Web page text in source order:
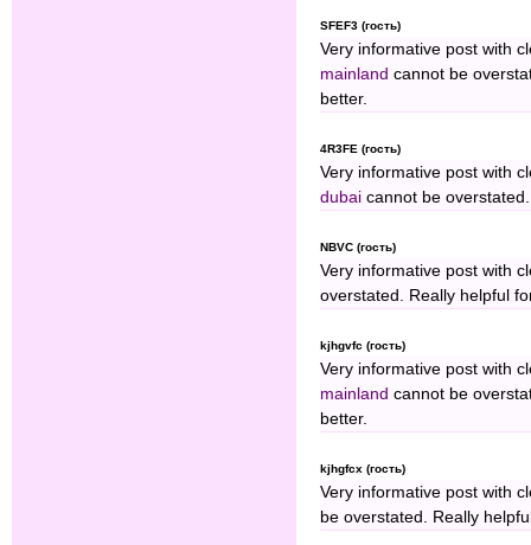
SFEF3 (гость)
Very informative post with
mainland cannot be
better.
4R3FE (гость)
Very informative post with
dubai cannot be
NBVC (гость)
Very informative post with
overstated. Really helpful
kjhgvfc (гость)
Very informative post with
mainland cannot be
better.
kjhgfcx (гость)
Very informative post with
be overstated. Really